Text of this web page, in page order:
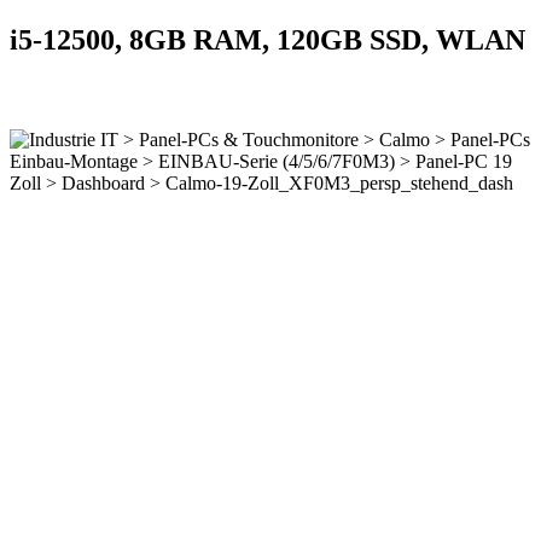
i5-12500, 8GB RAM, 120GB SSD, WLAN